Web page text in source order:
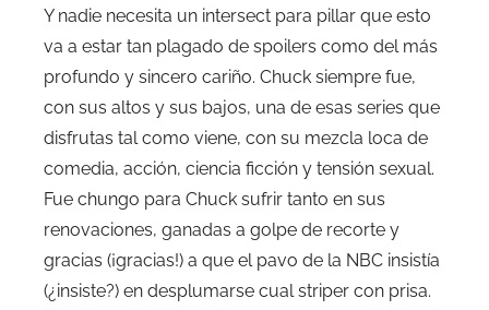
Y nadie necesita un intersect para pillar que esto
va a estar tan plagado de spoilers como del más
profundo y sincero cariño. Chuck siempre fue,
con sus altos y sus bajos, una de esas series que
disfrutas tal como viene, con su mezcla loca de
comedia, acción, ciencia ficción y tensión sexual.
Fue chungo para Chuck sufrir tanto en sus
renovaciones, ganadas a golpe de recorte y
gracias (¡gracias!) a que el pavo de la NBC insistía
(¿insiste?) en desplumarse cual striper con prisa.